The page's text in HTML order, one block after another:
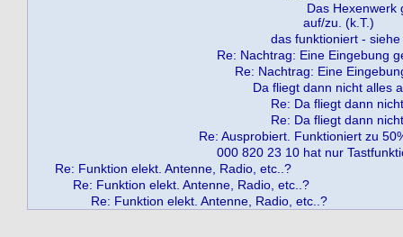
Das Hexenwerk
auf/zu. (k.T.)
das funktioniert - siehe
Re: Nachtrag: Eine Eingebung
Re: Nachtrag: Eine
Da fliegt dann nicht alles
Re: Da fliegt dann
Re: Da fliegt dann
Re: Ausprobiert. Funktioniert zu
000 820 23 10 hat nur
Re: Funktion elekt. Antenne, Radio, etc..?
Re: Funktion elekt. Antenne, Radio, etc..?
Re: Funktion elekt. Antenne, Radio, etc..?